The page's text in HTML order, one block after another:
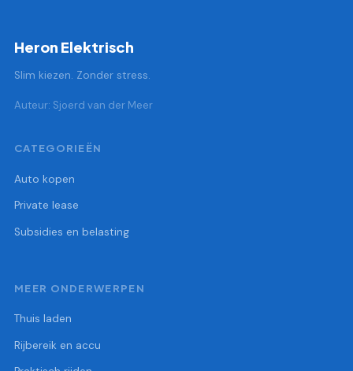
Heron Elektrisch
Slim kiezen. Zonder stress.
Auteur: Sjoerd van der Meer
CATEGORIEËN
Auto kopen
Private lease
Subsidies en belasting
MEER ONDERWERPEN
Thuis laden
Rijbereik en accu